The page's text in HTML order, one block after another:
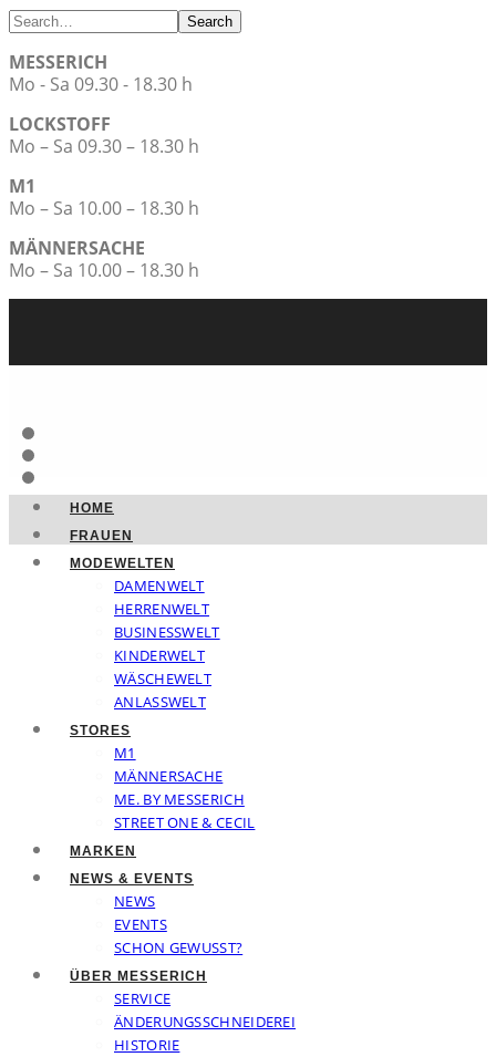
Search
MESSERICH
Mo - Sa 09.30 - 18.30 h
LOCKSTOFF
Mo – Sa 09.30 – 18.30 h
M1
Mo – Sa 10.00 – 18.30 h
MÄNNERSACHE
Mo – Sa 10.00 – 18.30 h
HOME
FRAUEN
MODEWELTEN
DAMENWELT
HERRENWELT
BUSINESSWELT
KINDERWELT
WÄSCHEWELT
ANLASSWELT
STORES
M1
MÄNNERSACHE
ME. BY MESSERICH
STREET ONE & CECIL
MARKEN
NEWS & EVENTS
NEWS
EVENTS
SCHON GEWUSST?
ÜBER MESSERICH
SERVICE
ÄNDERUNGSSCHNEIDEREI
HISTORIE